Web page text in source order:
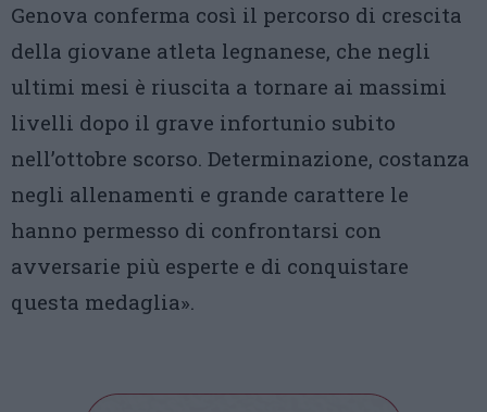
Genova conferma così il percorso di crescita
della giovane atleta legnanese, che negli
ultimi mesi è riuscita a tornare ai massimi
livelli dopo il grave infortunio subito
nell’ottobre scorso. Determinazione, costanza
negli allenamenti e grande carattere le
hanno permesso di confrontarsi con
avversarie più esperte e di conquistare
questa medaglia».